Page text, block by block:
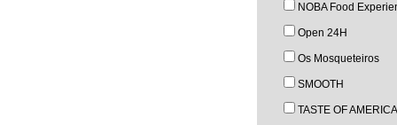
NOBA Food
Open 24H
Os Mosqueteiros
SMOOTH
TASTE OF AMERICA